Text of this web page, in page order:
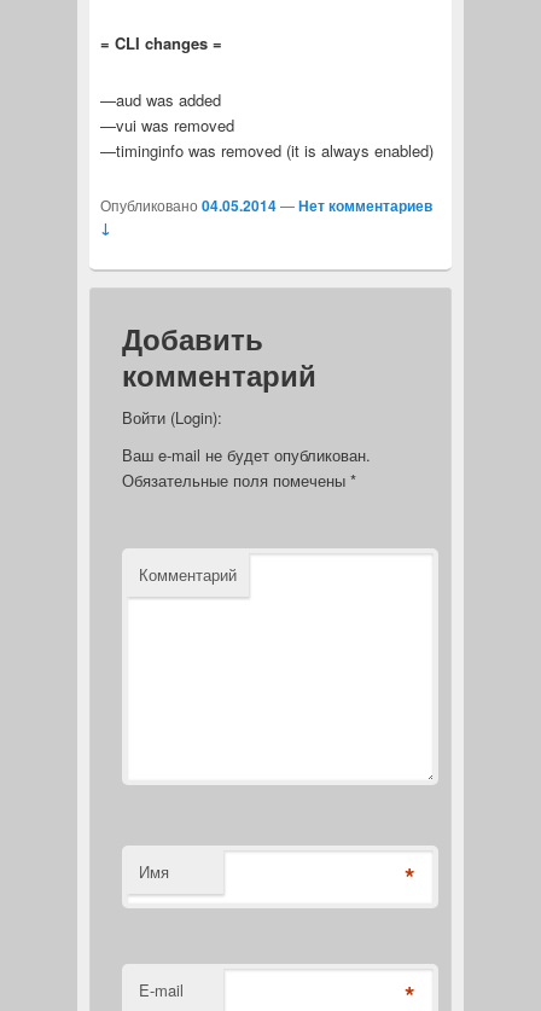
= CLI changes =
—aud was added
—vui was removed
—timinginfo was removed (it is always enabled)
Опубликовано 04.05.2014—Нет комментариев
↓
Добавить
комментарий
Войти (Login):
Ваш e-mail не будет опубликован.
Обязательные поля помечены *
Комментарий
Имя *
E-mail *